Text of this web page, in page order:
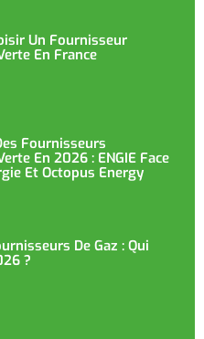
Un Fournisseur
En France
Fournisseurs
En 2026 : ENGIE Face
Et Octopus Energy
De Gaz : Qui
?